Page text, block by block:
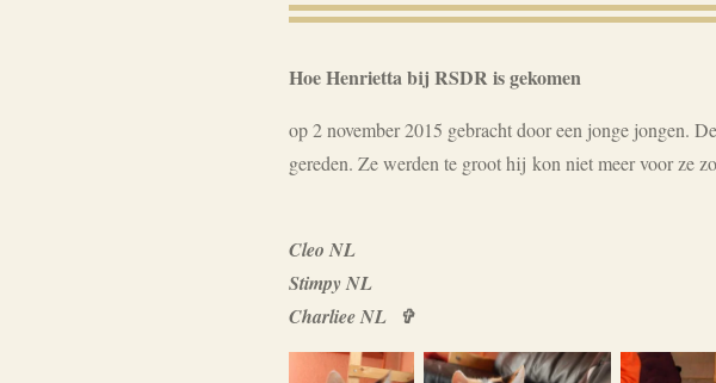
Hoe Henrietta bij RSDR is gekomen
op 2 november 2015 gebracht door een jonge jongen.
gereden. Ze werden te groot hij kon niet meer voor ze
Cleo NL
Stimpy NL
Charliee NL
✞